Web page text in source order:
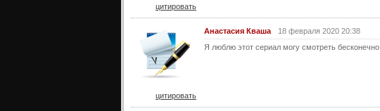
цитировать
Анастасия Кваша
18 февраля 2020 20:38
Я люблю этот сериал могу смотреть бесконечно.
цитировать